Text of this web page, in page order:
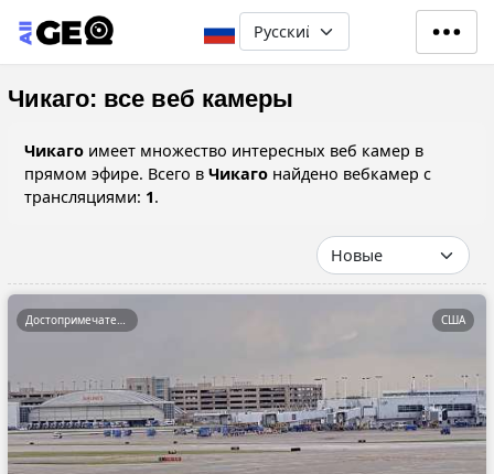
Перейти к основному
Select your language
Чикаго: все веб камеры
Чикаго имеет множество интересных веб камер в
прямом эфире. Всего в Чикаго найдено вебкамер с
трансляциями: 1.
Достопримечательности США